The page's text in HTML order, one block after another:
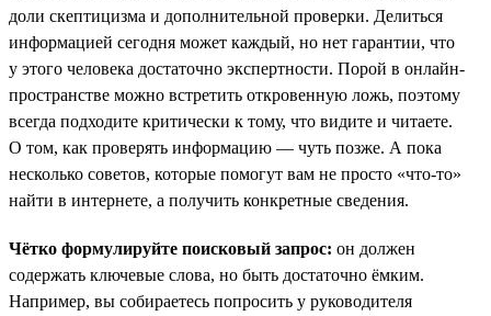
доли скептицизма и дополнительной проверки. Делиться
информацией сегодня может каждый, но нет гарантии, что
у этого человека достаточно экспертности. Порой в онлайн-
пространстве можно встретить откровенную ложь, поэтому
всегда подходите критически к тому, что видите и читаете.
О том, как проверять информацию — чуть позже. А пока
несколько советов, которые помогут вам не просто «что-то»
найти в интернете, а получить конкретные сведения.
Чётко формулируйте поисковый запрос: он должен
содержать ключевые слова, но быть достаточно ёмким.
Например, вы собираетесь попросить у руководителя